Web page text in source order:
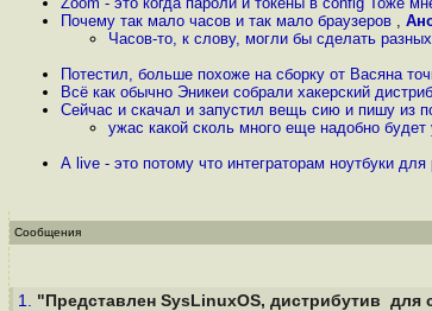
Почему так мало часов и так мало браузеров ,
Часов-то, к слову, могли бы сделать
Потестил, больше похоже на сборку от Васяна
Всё как обычно Эникеи собрали хакерский
Сейчас и скачал и запустил вещь сию и пишу из
ужас какой сколь много еще надобно
А live - это потому что интеграторам ноутбуки
Сообщения
1. "Представлен SysLinuxOS, дистрибутив для